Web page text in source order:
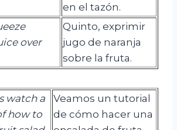
en el tazón.
over
Quinto, exprimir
jugo de naranja
sobre la fruta.
watch a
how to
Veamos un tutorial
de cómo hacer una